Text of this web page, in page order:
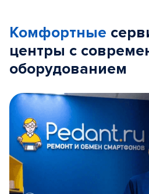
Комфортные
центры с
оборудованием